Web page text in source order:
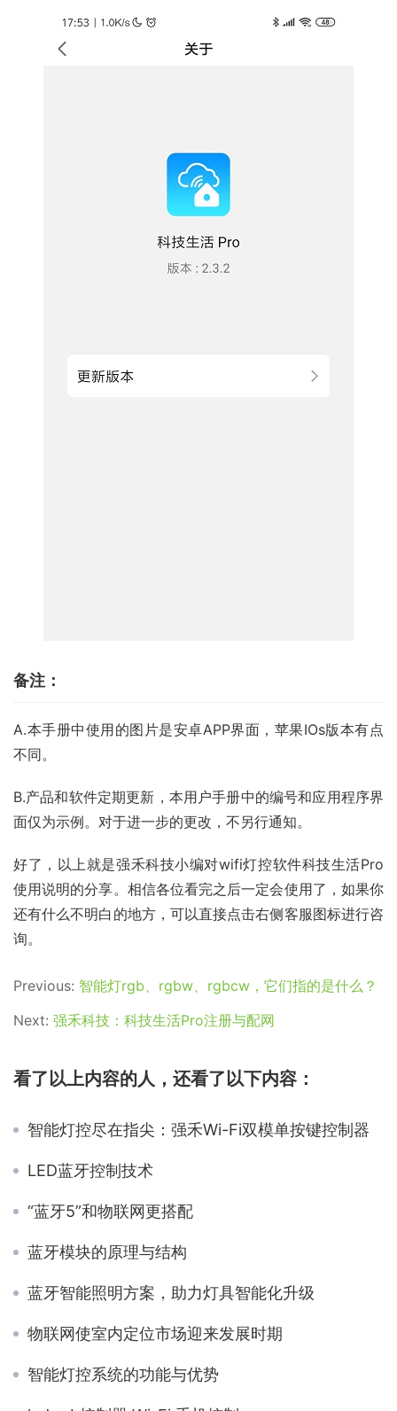
备注：
A.本手册中使用的图片是安卓APP界面，苹果IOs版本有点
不同。
B.产品和软件定期更新，本用户手册中的编号和应用程序界
面仅为示例。对于进一步的更改，不另行通知。
好了，以上就是强禾科技小编对wifi灯控软件科技生活Pro
使用说明的分享。相信各位看完之后一定会使用了，如果你
还有什么不明白的地方，可以直接点击右侧客服图标进行咨
询。
Previous: 智能灯rgb、rgbw、rgbcw，它们指的是什么？
Next: 强禾科技：科技生活Pro注册与配网
看了以上内容的人，还看了以下内容：
智能灯控尽在指尖：强禾Wi-Fi双模单按键控制器
LED蓝牙控制技术
“蓝牙5”和物联网更搭配
蓝牙模块的原理与结构
蓝牙智能照明方案，助力灯具智能化升级
物联网使室内定位市场迎来发展时期
智能灯控系统的功能与优势